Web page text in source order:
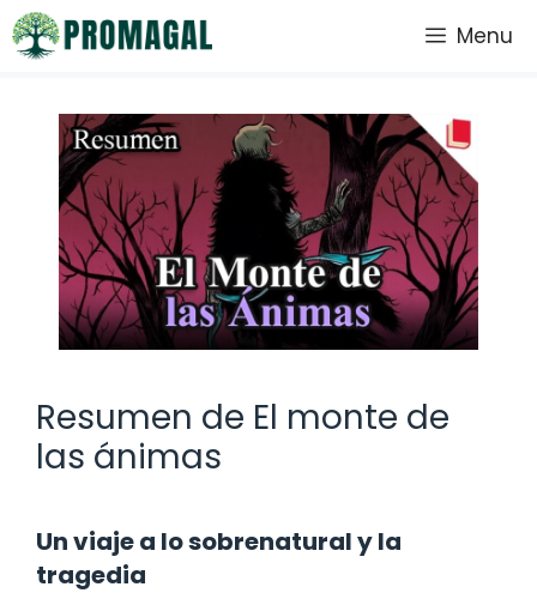
Saltar
al
Menu
Resumen de El monte de
las ánimas
Un viaje a lo sobrenatural y la
tragedia